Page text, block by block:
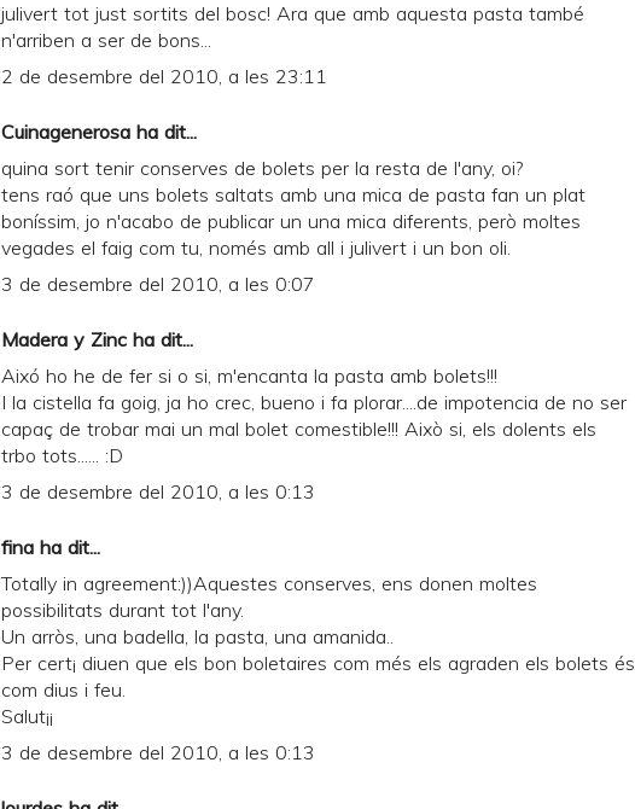
julivert tot just sortits del bosc! Ara que amb aquesta pasta també
n'arriben a ser de bons...
2 de desembre del 2010, a les 23:11
Cuinagenerosa ha dit...
quina sort tenir conserves de bolets per la resta de l'any, oi?
tens raó que uns bolets saltats amb una mica de pasta fan un plat
boníssim, jo n'acabo de publicar un una mica diferents, però moltes
vegades el faig com tu, només amb all i julivert i un bon oli.
3 de desembre del 2010, a les 0:07
Madera y Zinc ha dit...
Aixó ho he de fer si o si, m'encanta la pasta amb bolets!!!
I la cistella fa goig, ja ho crec, bueno i fa plorar....de impotencia de no ser
capaç de trobar mai un mal bolet comestible!!! Això si, els dolents els
trbo tots...... :D
3 de desembre del 2010, a les 0:13
fina ha dit...
Totally in agreement:))Aquestes conserves, ens donen moltes
possibilitats durant tot l'any.
Un arròs, una badella, la pasta, una amanida..
Per cert¡ diuen que els bon boletaires com més els agraden els bolets és
com dius i feu.
Salut¡¡
3 de desembre del 2010, a les 0:13